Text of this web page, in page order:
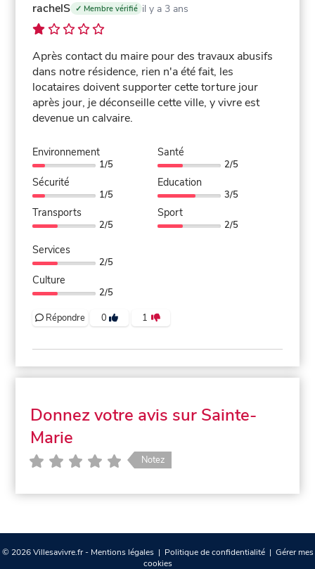
rachelS ✓ Membre vérifié il y a 3 ans
Après contact du maire pour des travaux abusifs
dans notre résidence, rien n'a été fait, les
locataires doivent supporter cette torture jour
après jour, je déconseille cette ville, y vivre est
devenue un calvaire.
Environnement
1/5
Sécurité
1/5
Transports
2/5
Santé
2/5
Education
3/5
Sport
2/5
Services
2/5
Culture
2/5
Répondre 0 1
Donnez votre avis sur Sainte-
Marie
Notez
© 2026 Villesavivre.fr - Mentions légales| Politique de confidentialité| Gérer mes
cookies